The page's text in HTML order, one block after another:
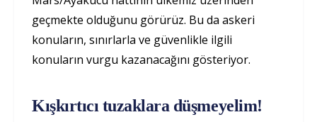
geçmekte olduğunu görürüz. Bu da askeri
konuların, sınırlarla ve güvenlikle ilgili
konuların vurgu kazanacağını gösteriyor.
Kışkırtıcı tuzaklara düşmeyelim!